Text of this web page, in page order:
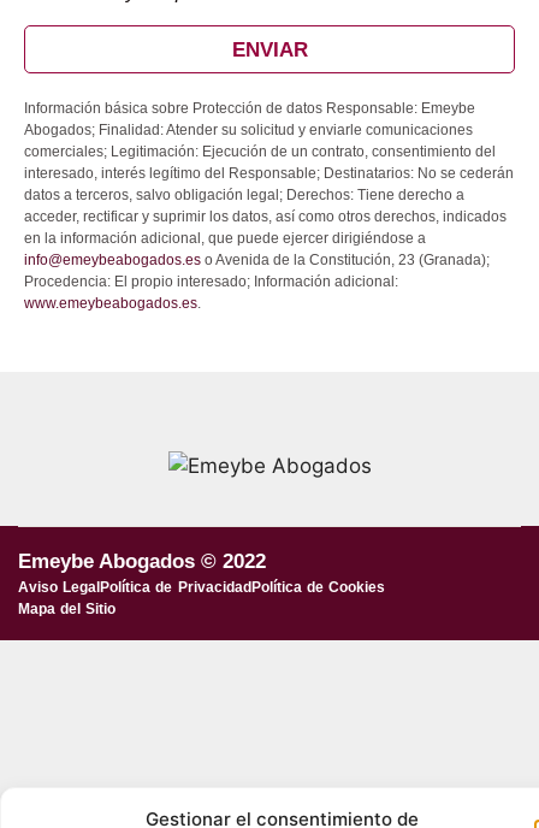
Gestionar el consentimiento de
ENVIAR
Información básica sobre Protección de datos Responsable: Emeybe
Abogados; Finalidad: Atender su solicitud y enviarle comunicaciones
comerciales; Legitimación: Ejecución de un contrato, consentimiento del
interesado, interés legítimo del Responsable; Destinatarios: No se cederán
datos a terceros, salvo obligación legal; Derechos: Tiene derecho a
acceder, rectificar y suprimir los datos, así como otros derechos, indicados
en la información adicional, que puede ejercer dirigiéndose a
info@emeybeabogados.es o Avenida de la Constitución, 23 (Granada);
Procedencia: El propio interesado; Información adicional:
www.emeybeabogados.es.
Emeybe Abogados © 2022
Aviso LegalPolítica de PrivacidadPolítica de Cookies
Mapa del Sitio